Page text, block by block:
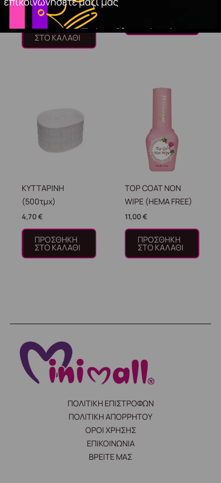
10,00€
ΠΡΟΣΘΉΚΗ
ΣΤΟ ΚΑΛΆΘΙ
ΚΥΤΤΑΡΙΝΗ
(500τμχ)
4,70€
ΠΡΟΣΘΉΚΗ
ΣΤΟ ΚΑΛΆΘΙ
TOP COAT NON
WIPE (HEMA FREE)
11,00€
ΠΡΟΣΘΉΚΗ
ΣΤΟ ΚΑΛΆΘΙ
ΠΟΛΙΤΙΚΗ ΕΠΙΣΤΡΟΦΩΝ
ΠΟΛΙΤΙΚΗ ΑΠΟΡΡΗΤΟΥ
ΟΡΟΙ ΧΡΗΣΗΣ
ΕΠΙΚΟΙΝΩΝΙΑ
ΒΡΕΙΤΕ ΜΑΣ